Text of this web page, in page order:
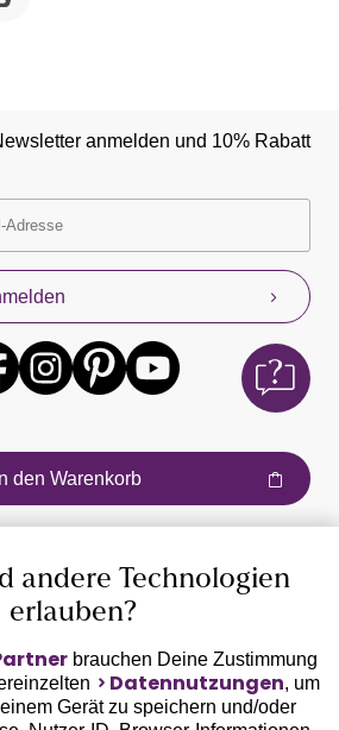
anmelden und 10% Rabatt
In den Warenkorb
andere Technologien
erlauben?
brauchen Deine Zustimmung
Datennutzungen, um
Gerät zu speichern und/oder